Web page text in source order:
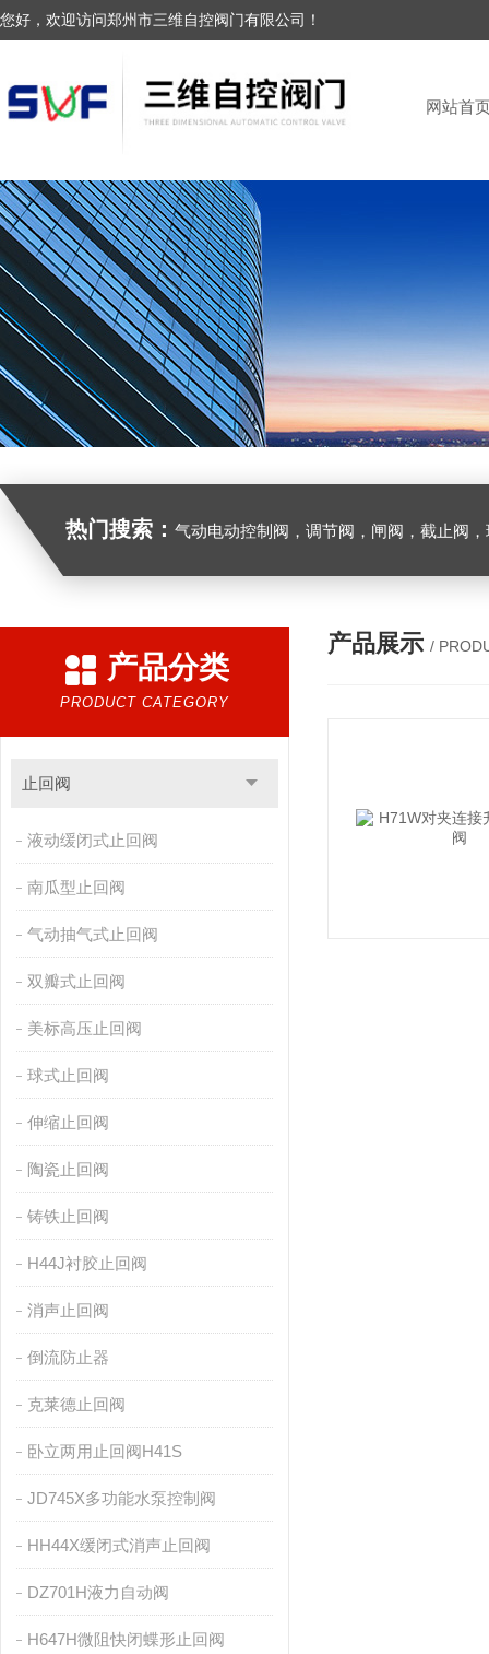
您好，欢迎访问郑州市三维自控阀门有限公司！
网站首
热门搜索： 气动电动控制阀，调节阀，闸阀，截止阀，球阀，蝶阀，止回阀，高温高压
产品分类
PRODUCT CATEGORY
止回阀
液动缓闭式止回阀
南瓜型止回阀
气动抽气式止回阀
双瓣式止回阀
美标高压止回阀
球式止回阀
伸缩止回阀
陶瓷止回阀
铸铁止回阀
H44J衬胶止回阀
消声止回阀
倒流防止器
克莱德止回阀
卧立两用止回阀H41S
JD745X多功能水泵控制阀
HH44X缓闭式消声止回阀
DZ701H液力自动阀
H647H微阻快闭蝶形止回阀
产品展示 /